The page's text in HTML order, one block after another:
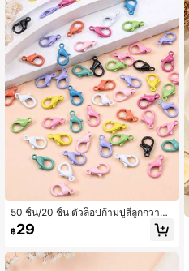
50 ชิ้น/20 ชิ้น ตัวล็อปก้ามปูสีลูกกวาด
อุปกรณ์ทำเครื่องประดับ DIY สร้างสรรค์
ตัวล็อคตะขอสีสันสดใส โลหะผสมสังกะ
฿29